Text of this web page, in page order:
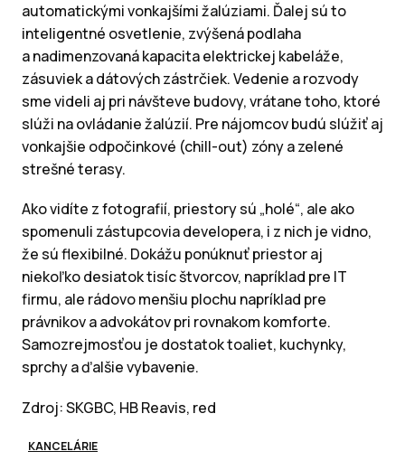
automatickými vonkajšími žalúziami. Ďalej sú to
inteligentné osvetlenie, zvýšená podlaha
a nadimenzovaná kapacita elektrickej kabeláže,
zásuviek a dátových zástrčiek. Vedenie a rozvody
sme videli aj pri návšteve budovy, vrátane toho, ktoré
slúži na ovládanie žalúzií. Pre nájomcov budú slúžiť aj
vonkajšie odpočinkové (chill-out) zóny a zelené
strešné terasy.
Ako vidíte z fotografií, priestory sú „holé“, ale ako
spomenuli zástupcovia developera, i z nich je vidno,
že sú flexibilné. Dokážu ponúknuť priestor aj
niekoľko desiatok tisíc štvorcov, napríklad pre IT
firmu, ale rádovo menšiu plochu napríklad pre
právnikov a advokátov pri rovnakom komforte.
Samozrejmosťou je dostatok toaliet, kuchynky,
sprchy a ďalšie vybavenie.
Zdroj: SKGBC, HB Reavis, red
KANCELÁRIE